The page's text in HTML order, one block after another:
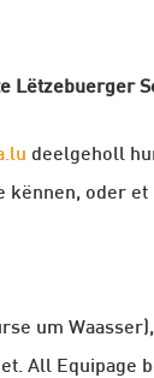
Lëtzebuerger
deelgeholl
kënnen, oder
um
All Equipage